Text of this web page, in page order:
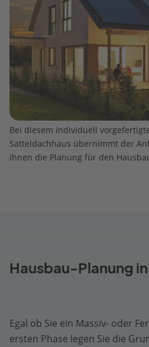
Bei diesem individuell
Satteldachhaus übernimmt der
Ihnen die Planung für den
Hausbau-Planung
Egal ob Sie ein Massiv- oder
ersten Phase legen Sie die